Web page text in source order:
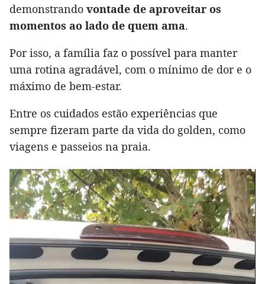
demonstrando vontade de aproveitar os
momentos ao lado de quem ama.
Por isso, a família faz o possível para manter
uma rotina agradável, com o mínimo de dor e o
máximo de bem-estar.
Entre os cuidados estão experiências que
sempre fizeram parte da vida do golden, como
viagens e passeios na praia.